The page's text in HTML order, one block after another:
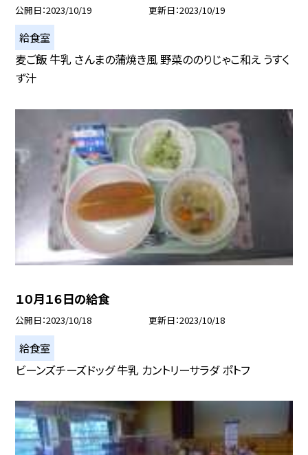
公開日 2023/10/19 更新日 2023/10/19
給食室
麦ご飯 牛乳 さんまの蒲焼き風 野菜ののりじゃこ和え うすく
ず汁
１０月１６日の給食
公開日 2023/10/18 更新日 2023/10/18
給食室
ビーンズチーズドッグ 牛乳 カントリーサラダ ポトフ